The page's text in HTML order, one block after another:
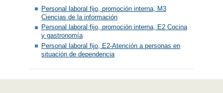
Personal laboral fijo, promoción interna, M3
Ciencias de la información
Personal laboral fijo, promoción interna, E2 Cocina
y gastronomía
Personal laboral fijo, E2-Atención a personas en
situación de dependencia